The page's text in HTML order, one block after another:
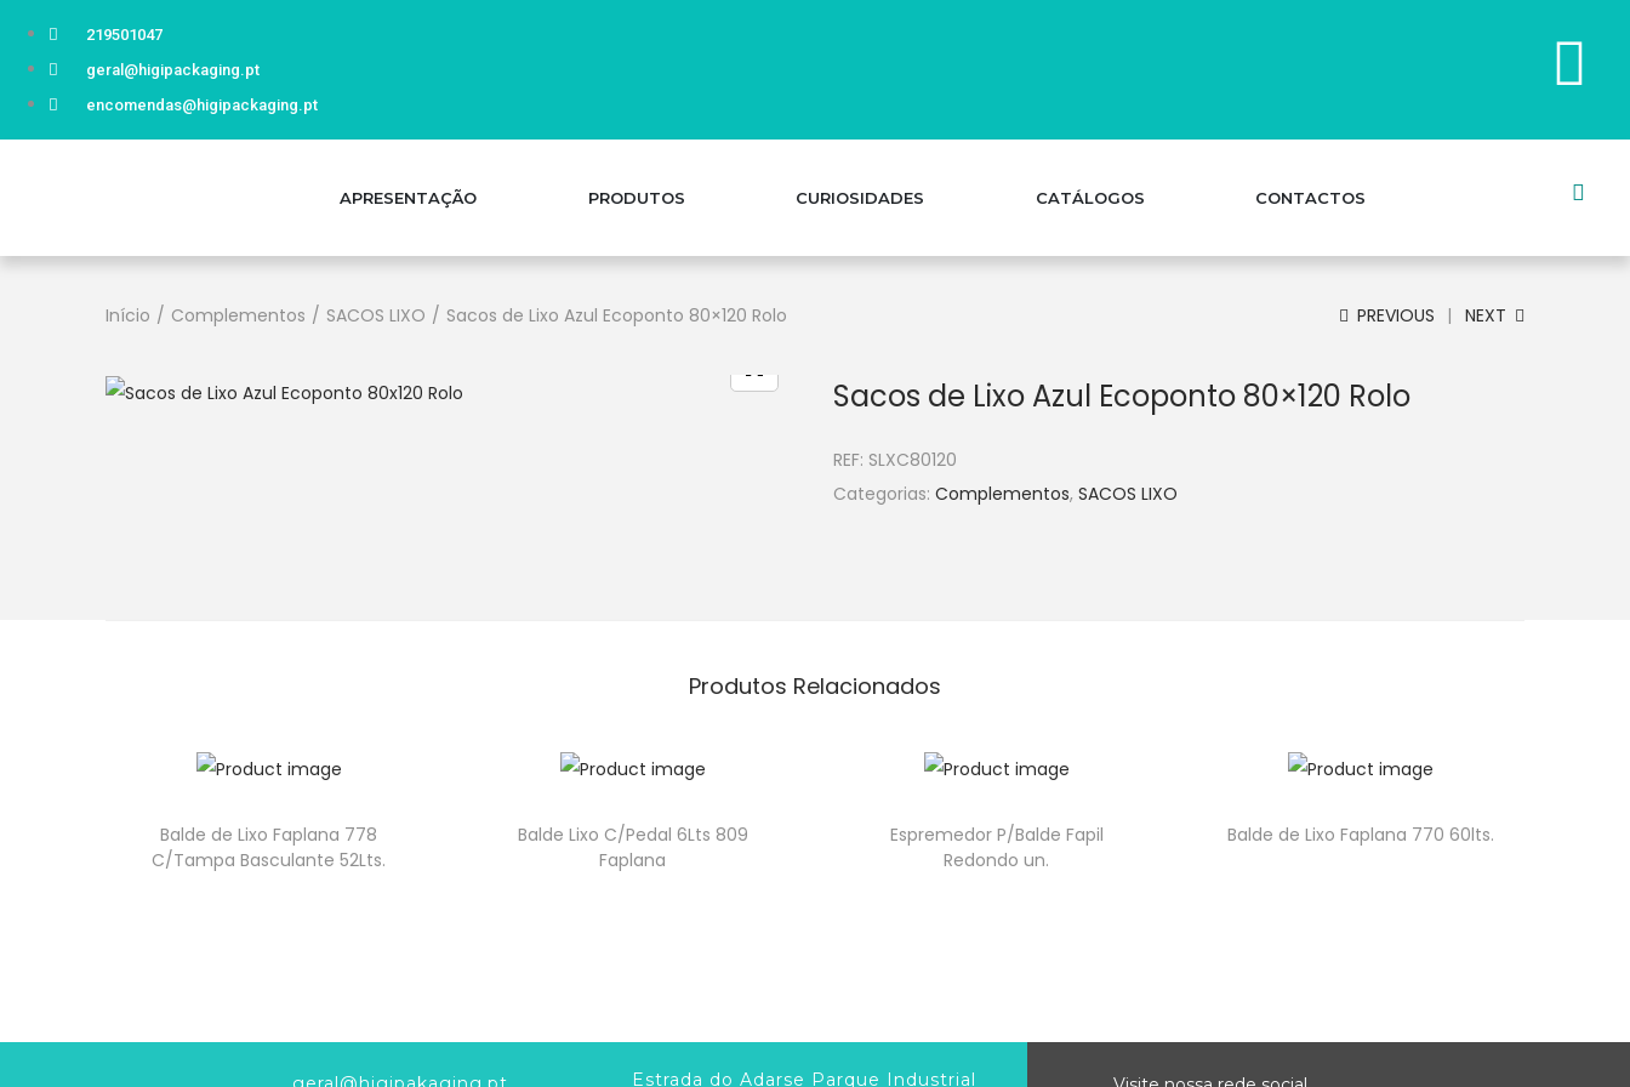
219501047
geral@higipackaging.pt
encomendas@higipackaging.pt
APRESENTAÇÃO PRODUTOS CURIOSIDADES CATÁLOGOS CONTACTOS
Início / Complementos / SACOS LIXO / Sacos de Lixo Azul Ecoponto 80×120 Rolo PREVIOUS NEXT
Sacos de Lixo Azul Ecoponto 80×120 Rolo
REF: SLXC80120
Categorias: Complementos, SACOS LIXO
Produtos Relacionados
Balde de Lixo Faplana 778
C/Tampa Basculante 52Lts.
Balde Lixo C/Pedal 6Lts 809
Faplana
Espremedor P/Balde Fapil
Redondo un.
Balde de Lixo Faplana 770 60lts.
Estrada do Adarse Parque Industrial